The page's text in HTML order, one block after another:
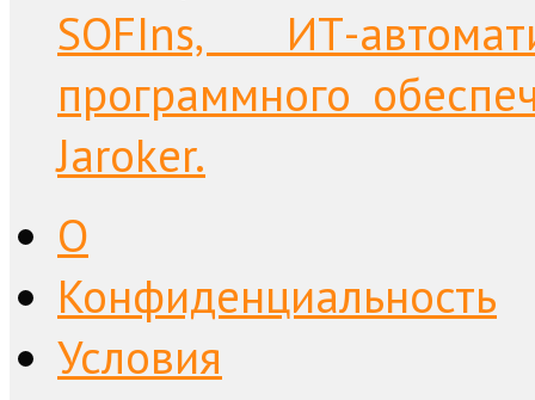
SOFIns, ИТ-
программного
Jaroker.
О
Конфиденциальность
Условия